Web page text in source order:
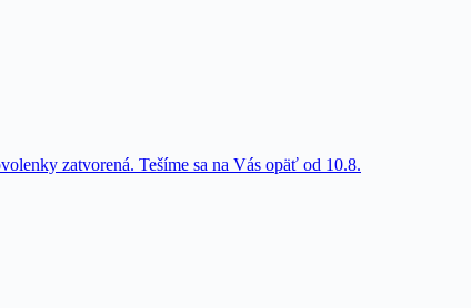
zatvorená. Tešíme sa na Vás opäť od 10.8.